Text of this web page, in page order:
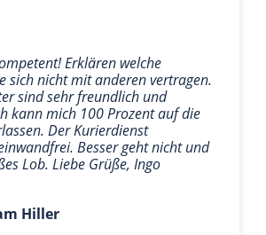
Erklären welche
sich nicht mit anderen vertragen.
sind sehr freundlich und
kann mich 100 Prozent auf die
Der Kurierdienst
Besser geht nicht und
Lob. Liebe Grüße, Ingo
Hiller